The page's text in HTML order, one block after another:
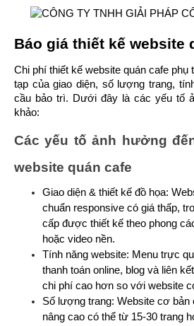
Báo giá thiết kế website
Chi phí thiết kế website quán cafe
tạp của giao diện, số lượng trang,
cầu bảo trì. Dưới đây là các yếu tố
khảo:
Các yếu tố ảnh hưởng
website quán cafe
Giao diện & thiết kế đồ họa:
chuẩn responsive có giá thấp,
cấp được thiết kế theo phong
hoặc video nền.
Tính năng website: Menu trực
thanh toán online, blog và liên
chi phí cao hơn so với website
Số lượng trang: Website cơ bản
nâng cao có thể từ 15-30 trang